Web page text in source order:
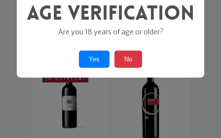
Capo di Stato
Loredan-
Gasparini
Cabernet Passi
di Luce
6,90
In offerta!
Age Verification
Are you 18 years of age or older?
Yes No